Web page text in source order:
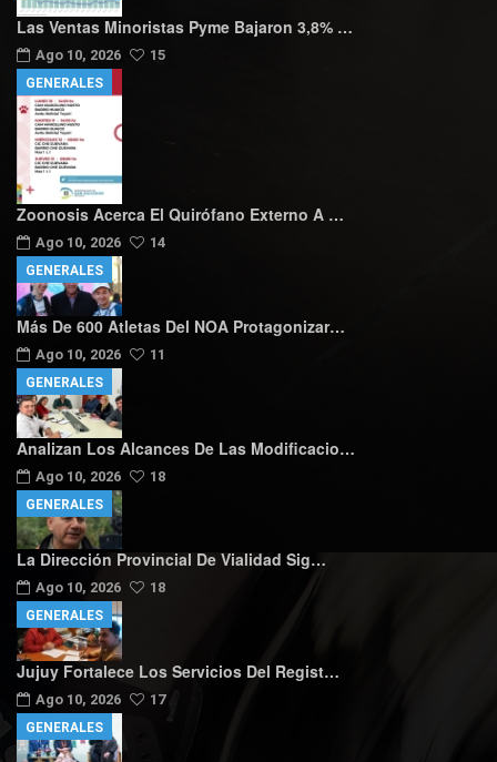
Las Ventas Minoristas Pyme Bajaron 3,8% …
Ago 10, 2026 15
Zoonosis Acerca El Quirófano Externo A …
Ago 10, 2026 14
GENERALES
Más De 600 Atletas Del NOA Protagonizar…
Ago 10, 2026 11
GENERALES
Analizan Los Alcances De Las Modificacio…
Ago 10, 2026 18
GENERALES
La Dirección Provincial De Vialidad Sig…
Ago 10, 2026 18
GENERALES
Jujuy Fortalece Los Servicios Del Regist…
Ago 10, 2026 17
GENERALES
GENERALES